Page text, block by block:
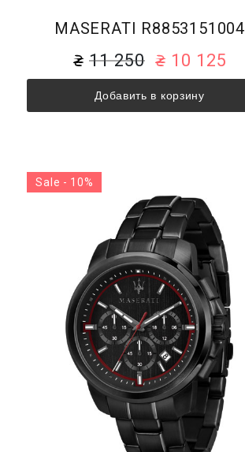
MASERATI R8853151004
11 250 10 125
Добавить в корзину
Sale - 10%